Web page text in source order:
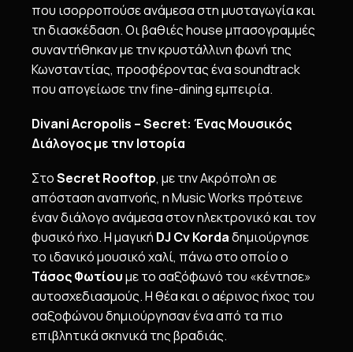
που ισορροπούσε ανάμεσα στη μυσταγωγία και
τη διασκέδαση. Οι βαθιές house μπασογραμμές
συναντήθηκαν με την κρυστάλλινη φωνή της
Κωνσταντίας, προσφέροντας ένα soundtrack
που απογείωσε την fine-dining εμπειρία.
Divani Acropolis – Secret: Ένας Μουσικός
Διάλογος με την Ιστορία
ΣτοSecret Rooftop, με την Ακρόπολη σε
απόσταση αναπνοής, η Music Works πρότεινε
έναν διάλογο ανάμεσα στον ηλεκτρονικό και τον
φυσικό ήχο. Η μαγική DJ Cv Kordaδημιούργησε
το ιδανικό μουσικό χαλί, πάνω στο οποίο ο
Τάσος Φωτίουμε το σαξόφωνό του «κέντησε»
αυτοσχεδιασμούς. Η θέα και ο αέρινος ήχος του
σαξοφώνου δημιούργησαν ένα από τα πιο
επιβλητικά σκηνικά της βραδιάς.